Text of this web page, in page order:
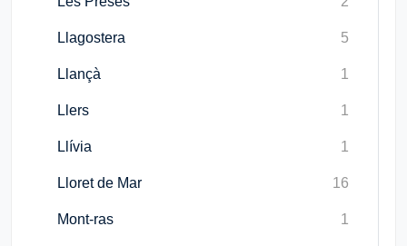
Llagostera 5
Llançà 1
Llers 1
Llívia 1
Lloret de Mar 16
Mont-ras 1